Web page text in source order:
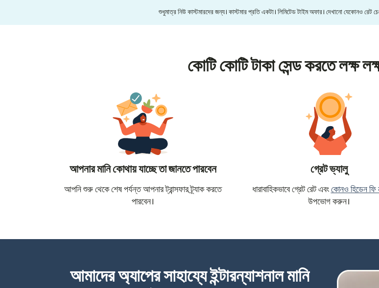
শুধুমাত্র নিউ কাস্টমারদের জন্য। কাস্টমার প্রতি একটা। লিমিটেড টাইম অফার। দেখানো যেকোনও রেট
কোটি কোটি টাকা সেন্ড করতে লক্ষ
আপনার মানি কোথায় যাচ্ছে তা জানতে পারবেন
আপনি শুরু থেকে শেষ পর্যন্ত আপনার ট্রান্সফার ট্র্যাক করতে
পারবেন।
গ্রেট ভ্যালু
ধারাবাহিকভাবে গ্রেট রেট এবং কোনও হিডেন ফি
উপভোগ করুন।
আমাদের অ্যাপের সাহায্যে ইন্টারন্যাশনাল মানি